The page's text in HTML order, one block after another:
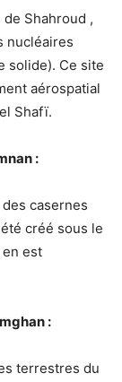
Shahroud ,
nucléaires
solide). Ce site
aérospatial
Shafï.
:
casernes
créé sous le
est
:
terrestres du